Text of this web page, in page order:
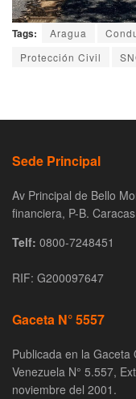
Tags: Aragua
Protección Civil
Sede Principal
Av Principal de Bello
financiera, P-B.
Telf: 0800-7248451
RIF: G200097647
Gaceta N° 5557
Publicada en la Gaceta
Venezuela N° 5.557,
noviembre del 2001.